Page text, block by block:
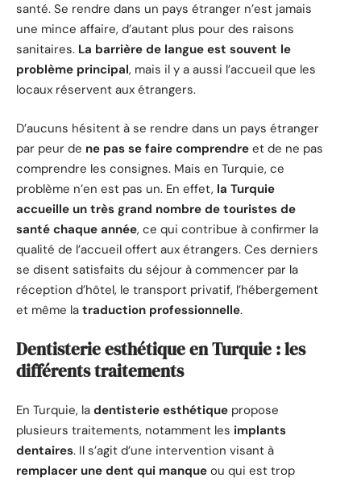
santé. Se rendre dans un pays étranger n’est jamais
une mince affaire, d’autant plus pour des raisons
sanitaires. La barrière de langue est souvent le
problème principal, mais il y a aussi l’accueil que les
locaux réservent aux étrangers.
D’aucuns hésitent à se rendre dans un pays étranger
par peur de ne pas se faire comprendre et de ne pas
comprendre les consignes. Mais en Turquie, ce
problème n’en est pas un. En effet, la Turquie
accueille un très grand nombre de touristes de
santé chaque année, ce qui contribue à confirmer la
qualité de l’accueil offert aux étrangers. Ces derniers
se disent satisfaits du séjour à commencer par la
réception d’hôtel, le transport privatif, l’hébergement
et même la traduction professionnelle.
Dentisterie esthétique en Turquie : les
différents traitements
En Turquie, la dentisterie esthétique propose
plusieurs traitements, notamment les implants
dentaires. Il s’agit d’une intervention visant à
remplacer une dent qui manque ou qui est trop